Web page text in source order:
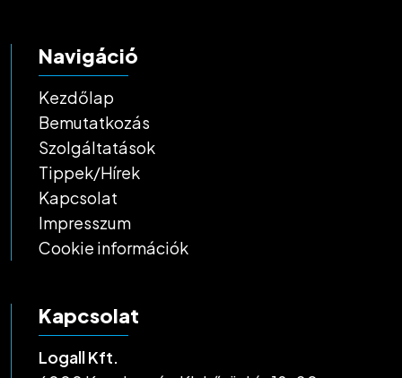
Navigáció
Kezdőlap
Bemutatkozás
Szolgáltatások
Tippek/Hírek
Kapcsolat
Impresszum
Cookie információk
Kapcsolat
Logall Kft.